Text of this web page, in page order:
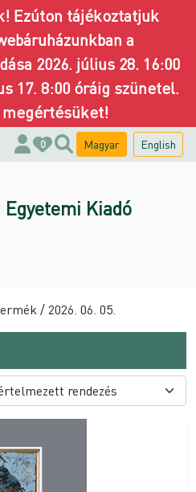
Ezúton tájékoztatjuk
a
2026. július 28. 16:00
17. 8:00 óráig szünetel.
0 Magyar English
Egyetemi Kiadó
/ 2026. 06. 05.